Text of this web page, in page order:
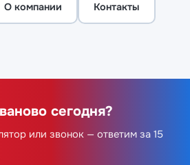
О компании Контакты
сегодня?
или звонок — ответим за 15